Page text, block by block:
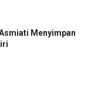
Menyimpan